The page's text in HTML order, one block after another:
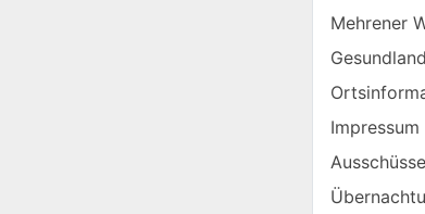
Mehrener
Impressum
Ausschüsse